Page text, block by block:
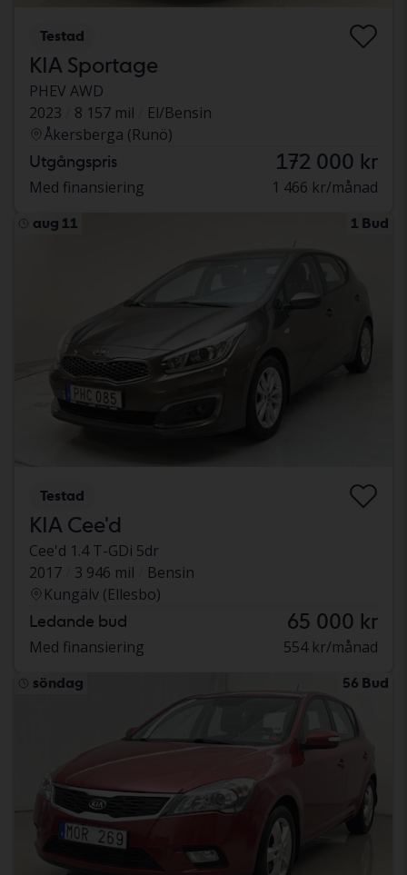
Testad
KIA Sportage
PHEV AWD
2023
8 157 mil
El/Bensin
Åkersberga (Runö)
Utgångspris 172 000 kr
Med finansiering 1 466 kr/månad
aug 11 1 Bud
Testad
KIA Cee'd
Cee'd 1.4 T-GDi 5dr
2017
3 946 mil
Bensin
Kungälv (Ellesbo)
Ledande bud 65 000 kr
Med finansiering 554 kr/månad
söndag 56 Bud